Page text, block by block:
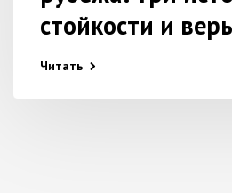
стойкости и
Читать